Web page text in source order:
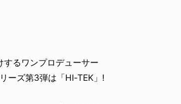
するワンプロデューサー
ーズ第3弾は「HI-TEK」!